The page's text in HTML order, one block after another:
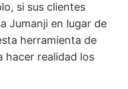
si sus clientes
Jumanji en lugar de
herramienta de
hacer realidad los